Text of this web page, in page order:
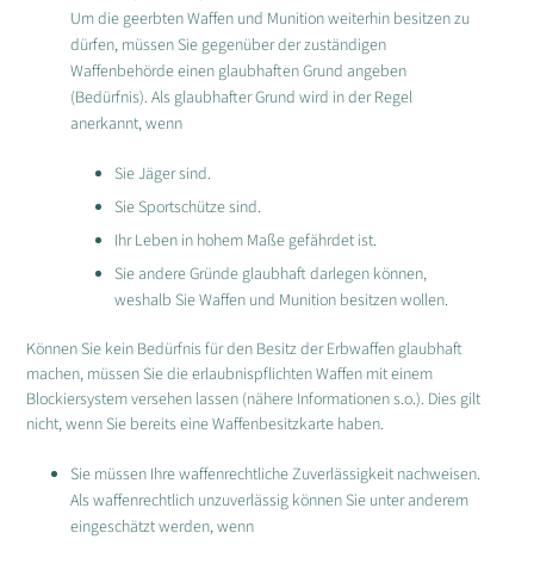
Um die geerbten Waffen und Munition weiterhin besitzen zu
dürfen, müssen Sie gegenüber der zuständigen
Waffenbehörde einen glaubhaften Grund angeben
(Bedürfnis). Als glaubhafter Grund wird in der Regel
anerkannt, wenn
Sie Jäger sind.
Sie Sportschütze sind.
Ihr Leben in hohem Maße gefährdet ist.
Sie andere Gründe glaubhaft darlegen können,
weshalb Sie Waffen und Munition besitzen wollen.
Können Sie kein Bedürfnis für den Besitz der Erbwaffen glaubhaft
machen, müssen Sie die erlaubnispflichten Waffen mit einem
Blockiersystem versehen lassen (nähere Informationen s.o.). Dies gilt
nicht, wenn Sie bereits eine Waffenbesitzkarte haben.
Sie müssen Ihre waffenrechtliche Zuverlässigkeit nachweisen.
Als waffenrechtlich unzuverlässig können Sie unter anderem
eingeschätzt werden, wenn